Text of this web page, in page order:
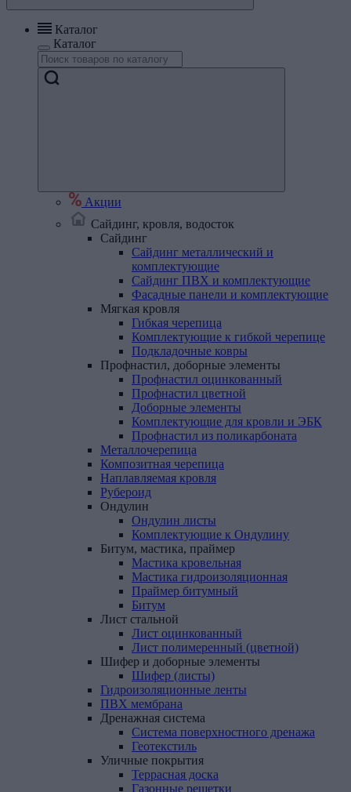
Каталог
Каталог
Акции
Сайдинг, кровля, водосток
Сайдинг
Сайдинг металлический и
комплектующие
Сайдинг ПВХ и комплектующие
Фасадные панели и комплектующие
Мягкая кровля
Гибкая черепица
Комплектующие к гибкой черепице
Подкладочные ковры
Профнастил, доборные элементы
Профнастил оцинкованный
Профнастил цветной
Доборные элементы
Комплектующие для кровли и ЭБК
Профнастил из поликарбоната
Металлочерепица
Композитная черепица
Наплавляемая кровля
Рубероид
Ондулин
Ондулин листы
Комплектующие к Ондулину
Битум, мастика, праймер
Мастика кровельная
Мастика гидроизоляционная
Праймер битумный
Битум
Лист стальной
Лист оцинкованный
Лист полимеренный (цветной)
Шифер и доборные элементы
Шифер (листы)
Гидроизоляционные ленты
ПВХ мембрана
Дренажная система
Система поверхностного дренажа
Геотекстиль
Уличные покрытия
Террасная доска
Газонные решетки